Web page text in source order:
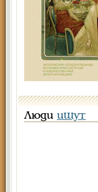
Люди ищут